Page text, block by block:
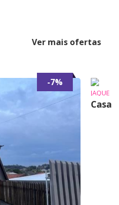
Ver mais ofertas
-7%
JAQUE
Casa